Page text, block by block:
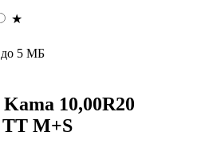
★
до 5 МБ
10,00R20
TT M+S